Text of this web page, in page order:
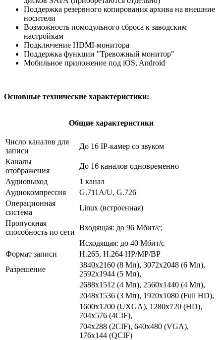
Поддержка резервного копирования архива на внешние
носители
Возможность помодульного сброса к заводским
настройкам
Подключение HDMI-монитора
Поддержка функции "Тревожный монитор"
Мобильное приложение под iOS, Android
Основные технические характеристики:
Общие характеристики
Число каналов для
записи
До 16 IP-камер со звуком
Каналы
отображения
До 16 каналов одновременно
Аудиовыход
1 канал
Аудиокомпрессия
G.711A/U, G.726
Операционная
система
Linux (встроенная)
Пропускная
способность по сети
Входящая: до 96 Мбит/с;
Исходящая: до 40 Мбит/с
Формат записи
H.265, H.264 HP/MP/BP
Разрешение
3840x2160 (8 Мп), 3072x2048 (6 Мп),
2592x1944 (5 Мп),
2688x1512 (4 Мп), 2560x1440 (4 Мп),
2048x1536 (3 Мп), 1920x1080 (Full HD),
1600х1200 (UXGA), 1280x720 (HD),
704x576 (4CIF),
704x288 (2CIF), 640x480 (VGA),
176x144 (QCIF)